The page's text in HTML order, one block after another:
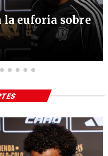
la euforia sobre